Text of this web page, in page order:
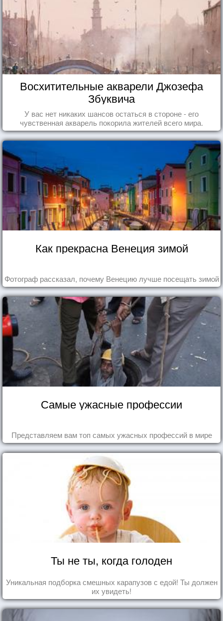
Восхитительные акварели Джозефа
Збуквича
У вас нет никаких шансов остаться в стороне - его
чувственная акварель покорила жителей всего мира.
Как прекрасна Венеция зимой
Фотограф рассказал, почему Венецию лучше посещать зимой
Самые ужасные профессии
Представляем вам топ самых ужасных профессий в мире
Ты не ты, когда голоден
Уникальная подборка смешных карапузов с едой! Ты должен
их увидеть!